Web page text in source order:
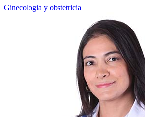
Ginecologia y obstetricia